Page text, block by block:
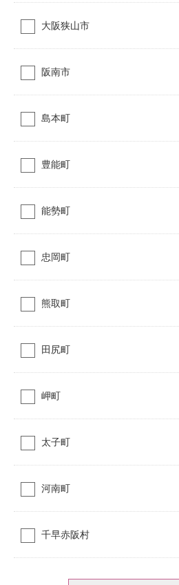
大阪狭山市
阪南市
島本町
豊能町
能勢町
忠岡町
熊取町
田尻町
岬町
太子町
河南町
千早赤阪村